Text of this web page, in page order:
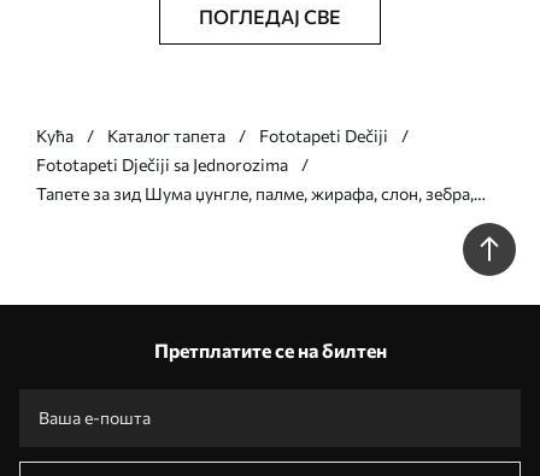
ПОГЛЕДАЈ СВЕ
Кућа Каталог тапета
Fototapeti Dečiji
Fototapeti Dječiji sa Jednorozima
Тапете за зид Шума џунгле, палме, жирафа, слон, зебра,
Претплатите се на билтен